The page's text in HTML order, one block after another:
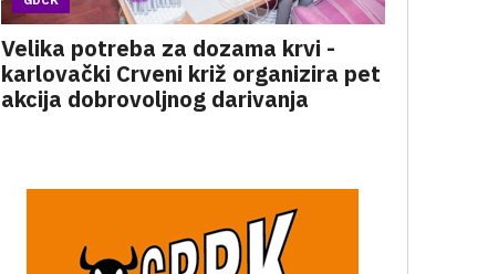
Velika potreba za dozama krvi -
karlovački Crveni križ organizira pet
akcija dobrovoljnog darivanja